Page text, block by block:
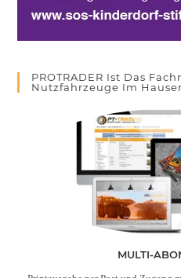
PROTRADER Ist Das
Nutzfahrzeuge Im
MULTI-